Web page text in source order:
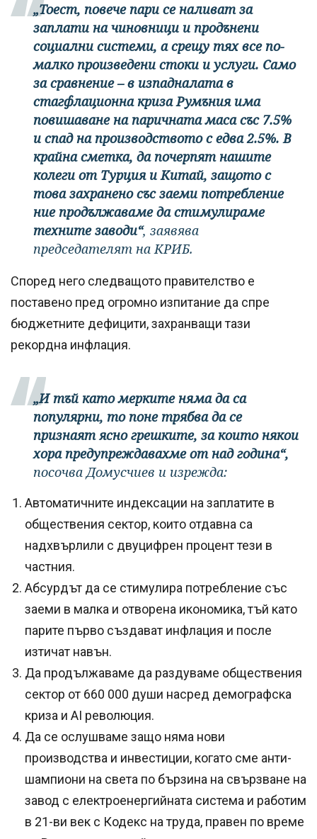
„Тоест, повече пари се наливат за
заплати на чиновници и продънени
социални системи, а срещу тях все по-
малко произведени стоки и услуги. Само
за сравнение – в изпадналата в
стагфлационна криза Румъния има
повишаване на паричната маса със 7.5%
и спад на производството с едва 2.5%. В
крайна сметка, да почерпят нашите
колеги от Турция и Китай, защото с
това захранено със заеми потребление
ние продължаваме да стимулираме
техните заводи“, заявява
председателят на КРИБ.
Според него следващото правителство е
поставено пред огромно изпитание да спре
бюджетните дефицити, захранващи тази
рекордна инфлация.
„И тъй като мерките няма да са
популярни, то поне трябва да се
признаят ясно грешките, за които някои
хора предупреждавахме от над година“,
посочва Домусчиев и изрежда:
Автоматичните индексации на заплатите в
обществения сектор, които отдавна са
надхвърлили с двуцифрен процент тези в
частния.
Абсурдът да се стимулира потребление със
заеми в малка и отворена икономика, тъй като
парите първо създават инфлация и после
изтичат навън.
Да продължаваме да раздуваме обществения
сектор от 660 000 души насред демографска
криза и AI революция.
Да се ослушваме защо няма нови
производства и инвестиции, когато сме анти-
шампиони на света по бързина на свързване на
завод с електроенергийната система и работим
в 21-ви век с Кодекс на труда, правен по време